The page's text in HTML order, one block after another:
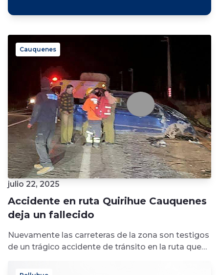
julio 22, 2025
Accidente en ruta Quirihue Cauquenes
deja un fallecido
Nuevamente las carreteras de la zona son testigos
de un trágico accidente de tránsito en la ruta que
Cauquenes